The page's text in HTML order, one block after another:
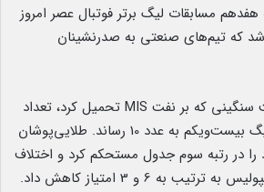
مسابقات لیگ برتر فوتبال عصر امروز
شد که تیم‌های صنعتی به صدرنشینان
سپاهان به لطف شکست سنگینی که بر نفت MIS تحمیل کرد، تعداد
پیروزی‌های خود را در لیگ بیست‌ویکم به عدد 10 رساند. طلایی‌پوشان
خود را در رتبه سوم جدول مستحکم کرد و اختلاف
خود را با استقلال و پرسپولیس به ترتیب به 6 و 3 امتیاز کاهش داد.